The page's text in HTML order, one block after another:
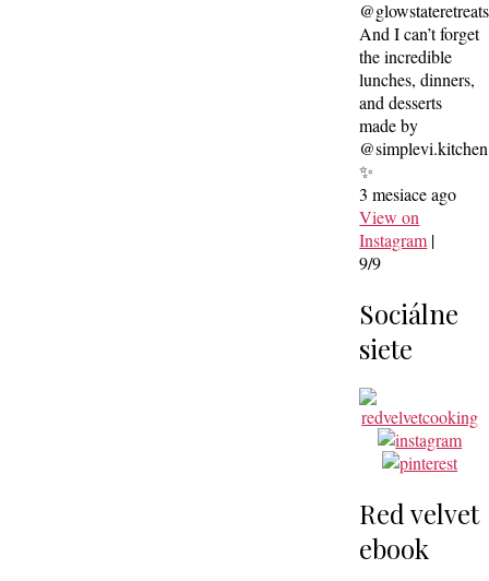
@glowstateretreats
And I can’t forget
the incredible
lunches, dinners,
and desserts
made by
@simplevi.kitchen
✨
3 mesiace ago
View on
Instagram |
9/9
Sociálne
siete
Red velvet
ebook